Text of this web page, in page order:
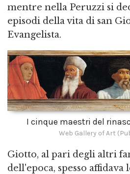
mentre nella Peruzzi si
episodi della vita di san
Evangelista.
I cinque maestri del
Web Gallery of Art
Giotto, al pari degli altri
dell'epoca, spesso